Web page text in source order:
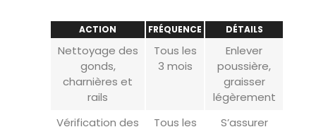
ACTION FRÉQUENCE DÉTAILS
Nettoyage des
gonds,
charnières et
rails
Tous les
3 mois
Enlever
poussière,
graisser
légèrement
Vérification des
Tous les S’assurer